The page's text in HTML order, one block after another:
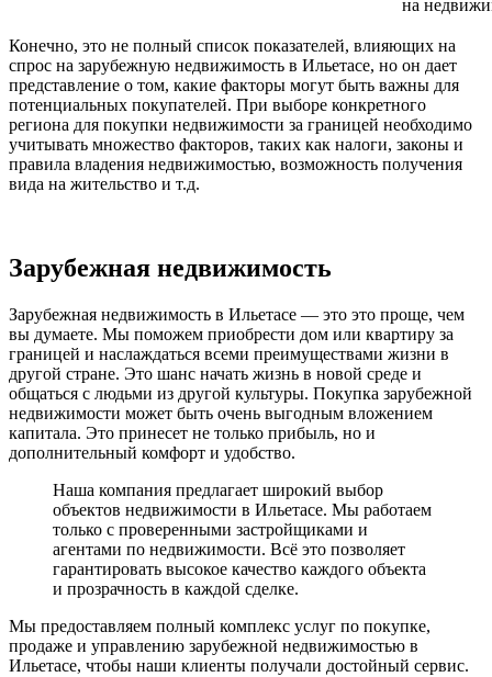
на
Конечно, это не полный список показателей, влияющих на
спрос на зарубежную недвижимость в Ильетасе, но он дает
представление о том, какие факторы могут быть важны для
потенциальных покупателей. При выборе конкретного
региона для покупки недвижимости за границей необходимо
учитывать множество факторов, таких как налоги, законы и
правила владения недвижимостью, возможность получения
вида на жительство и т.д.
Зарубежная недвижимость
Зарубежная недвижимость в Ильетасе — это это проще, чем
вы думаете. Мы поможем приобрести дом или квартиру за
границей и наслаждаться всеми преимуществами жизни в
другой стране. Это шанс начать жизнь в новой среде и
общаться с людьми из другой культуры. Покупка зарубежной
недвижимости может быть очень выгодным вложением
капитала. Это принесет не только прибыль, но и
дополнительный комфорт и удобство.
Наша компания предлагает широкий выбор
объектов недвижимости в Ильетасе. Мы работаем
только с проверенными застройщиками и
агентами по недвижимости. Всё это позволяет
гарантировать высокое качество каждого объекта
и прозрачность в каждой сделке.
Мы предоставляем полный комплекс услуг по покупке,
продаже и управлению зарубежной недвижимостью в
Ильетасе, чтобы наши клиенты получали достойный сервис.